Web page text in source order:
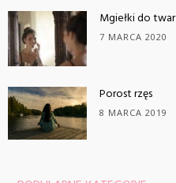
Mgiełki do
7 MARCA 2020
Porost rzęs
8 MARCA 2019